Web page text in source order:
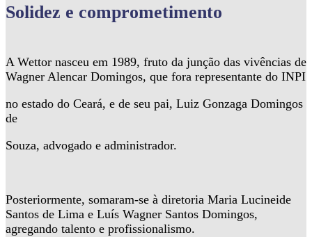
Solidez e comprometimento
A Wettor nasceu em 1989, fruto da junção das vivências de
Wagner Alencar Domingos, que fora representante do INPI
no estado do Ceará, e de seu pai, Luiz Gonzaga Domingos
de
Souza, advogado e administrador.
Posteriormente, somaram-se à diretoria Maria Lucineide
Santos de Lima e Luís Wagner Santos Domingos,
agregando talento e profissionalismo.